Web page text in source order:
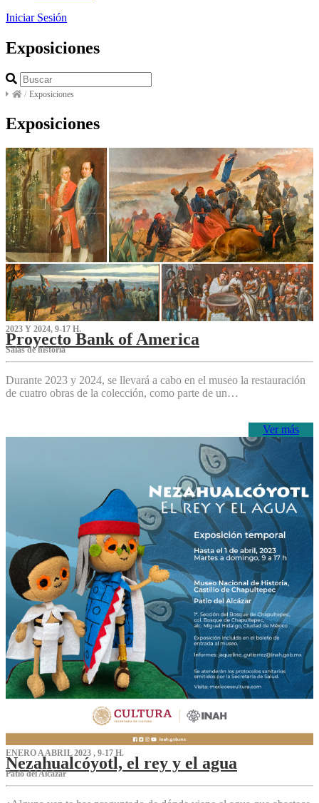
Iniciar Sesión
Exposiciones
/ Exposiciones
Exposiciones
2023 Y 2024, 9-17 H.
Proyecto Bank of America
S‌alas de historia
Durante 2023 y 2024, se llevará a cabo en el museo la restauración
de cuatro obras de la colección, como parte de un…
Ver más
ENERO A ABRIL 2023 , 9-17 H.
Nezahualcóyotl, el rey y el agua
Patio del Alcázar